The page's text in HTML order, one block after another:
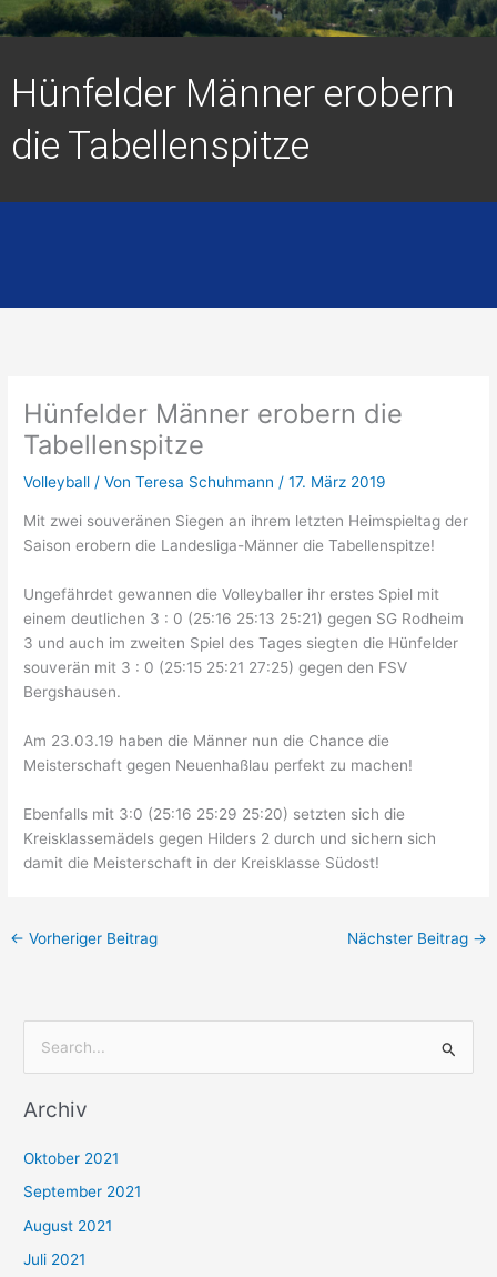
Hünfelder Männer erobern
die Tabellenspitze
Hünfelder Männer erobern die
Tabellenspitze
Volleyball / VonTeresa Schuhmann/17. März 2019
Mit zwei souveränen Siegen an ihrem letzten Heimspieltag der
Saison erobern die Landesliga-Männer die Tabellenspitze!
Ungefährdet gewannen die Volleyballer ihr erstes Spiel mit
einem deutlichen 3 : 0 (25:16 25:13 25:21) gegen SG Rodheim
3 und auch im zweiten Spiel des Tages siegten die Hünfelder
souverän mit 3 : 0 (25:15 25:21 27:25) gegen den FSV
Bergshausen.
Am 23.03.19 haben die Männer nun die Chance die
Meisterschaft gegen Neuenhaßlau perfekt zu machen!
Ebenfalls mit 3:0 (25:16 25:29 25:20) setzten sich die
Kreisklassemädels gegen Hilders 2 durch und sichern sich
damit die Meisterschaft in der Kreisklasse Südost!
← Vorheriger Beitrag Nächster Beitrag →
c
n
n
a
Archiv
Oktober 2021
September 2021
August 2021
Juli 2021